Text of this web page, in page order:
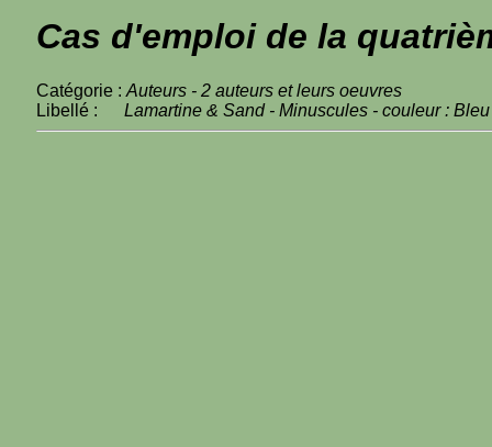
Cas d'emploi de la
Catégorie : Auteurs - 2 auteurs et leurs oeuvres
Libellé : Lamartine & Sand - Minuscules - couleur : Bleu